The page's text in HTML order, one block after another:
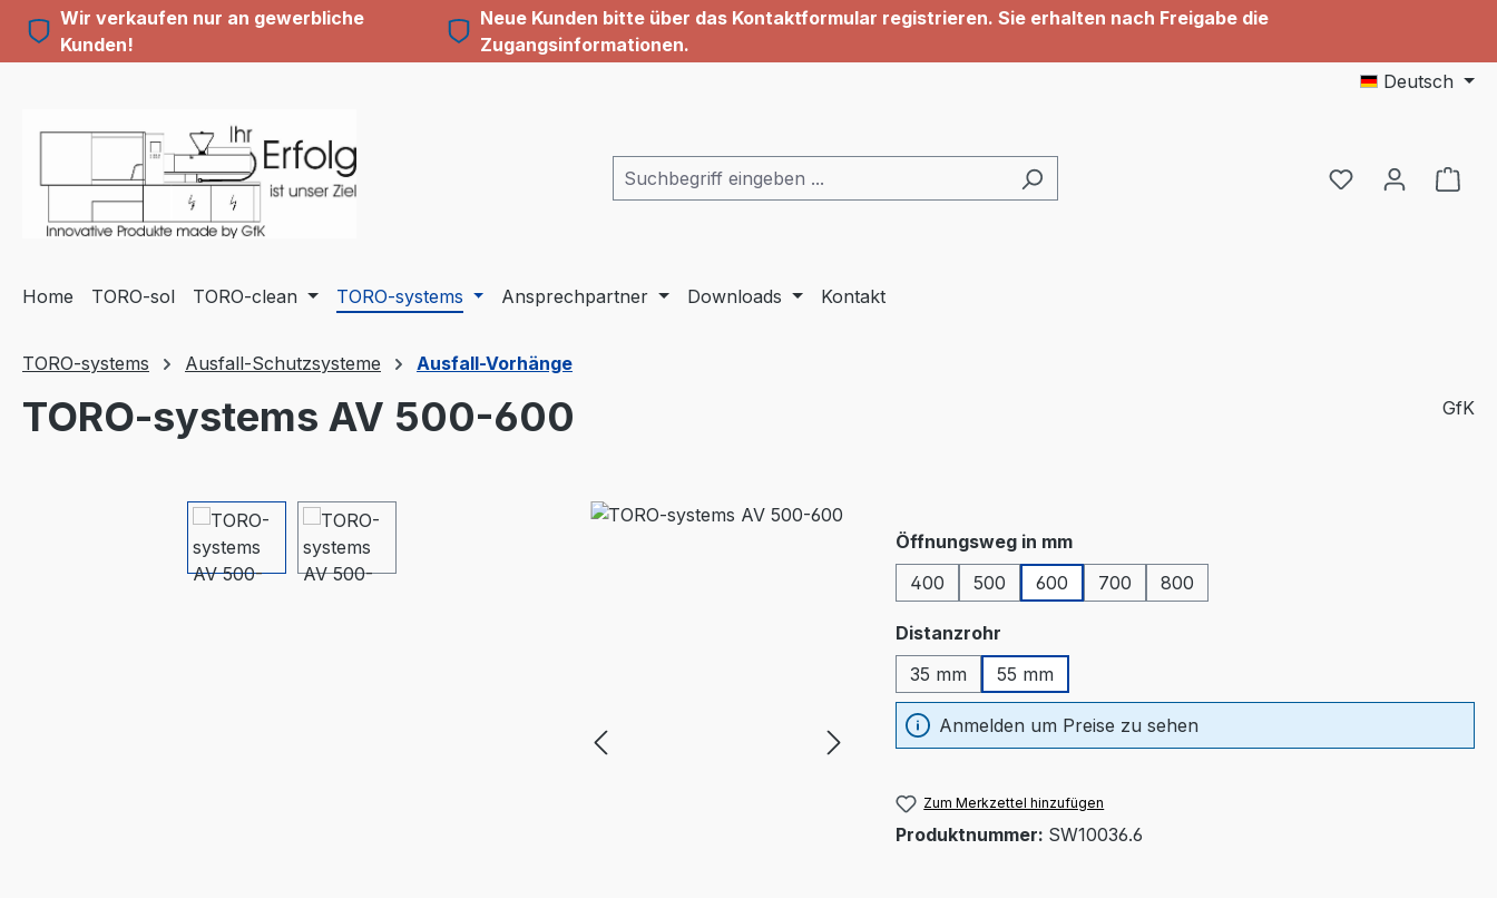
Hauptinhalt springen
Zur Suche springen
Zur Hauptnavigation springen
Wir verkaufen nur an gewerbliche
Kunden!
Neue Kunden bitte über das Kontaktformular registrieren. Sie erhalten nach Freigabe die
Zugangsinformationen.
Deutsch
Du hast 0
Home TORO-sol TORO-clean TORO-systems Ansprechpartner Downloads Kontakt
TORO-systems Ausfall-Schutzsysteme Ausfall-Vorhänge
TORO-systems AV 500-600 GfK
Bildergalerie überspringen
Öffnungsweg in mmauswählen
400
500 600 700 800
Distanzrohr
35 mm
55 mm
Anmelden um Preise zu sehen
Zum Merkzettel hinzufügen
Produktnummer: SW10036.6